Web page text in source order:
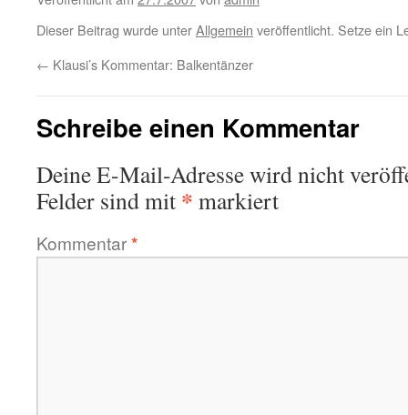
Dieser Beitrag wurde unterAllgemein veröffentlicht. Setze ein
← Klausi’s Kommentar: Balkentänzer
Schreibe einen Kommentar
Deine E-Mail-Adresse wird nicht
Felder sind mit * markiert
Kommentar*